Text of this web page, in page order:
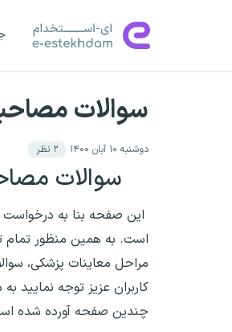
سوالات
دوشنبه ۱۰ آبان ۱۴۰۰ ۲ نظر
سوالات
این صفحه بنا به درخواست
است. به همین منظور تمام
مراحل معاینات پزشکی،
کاربران عزیز توجه
چندین صفحه آورده شده